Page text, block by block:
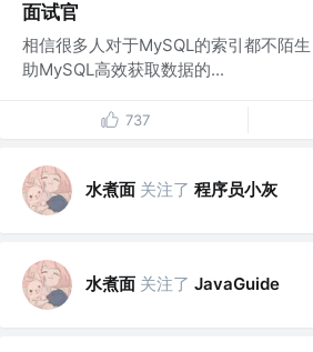
面试官
相信很多人对于MySQL的索引都不陌
助MySQL高效获取数据的...
737
水煮面 关注了 程序员小灰
水煮面 关注了 JavaGuide